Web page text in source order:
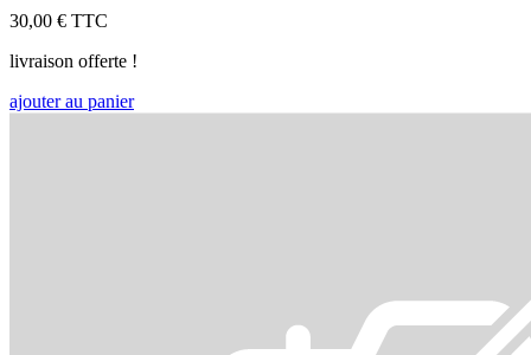
30,00 € TTC
livraison offerte !
ajouter au panier